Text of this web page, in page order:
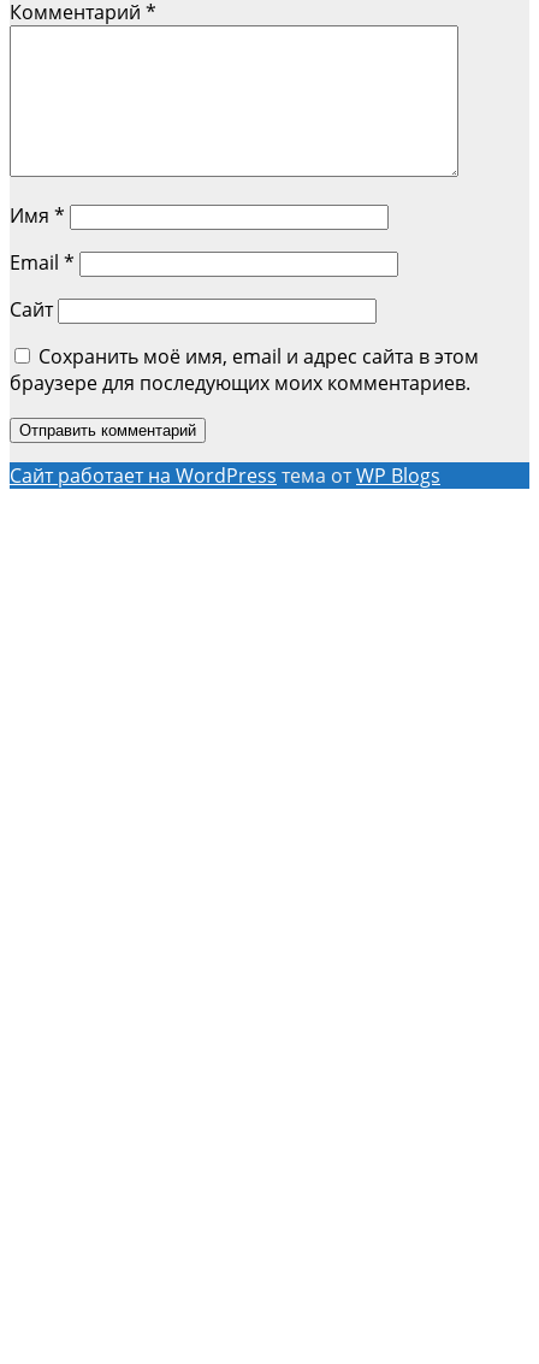
Комментарий *
Имя *
Email *
Сайт
Сохранить моё имя, email и адрес сайта в этом
браузере для последующих моих комментариев.
Сайт работает на WordPress тема отWP Blogs